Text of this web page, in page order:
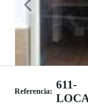
Referencia:
611-